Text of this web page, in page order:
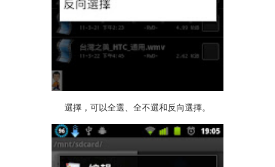
選擇，可以全選、全不選和反向選擇。